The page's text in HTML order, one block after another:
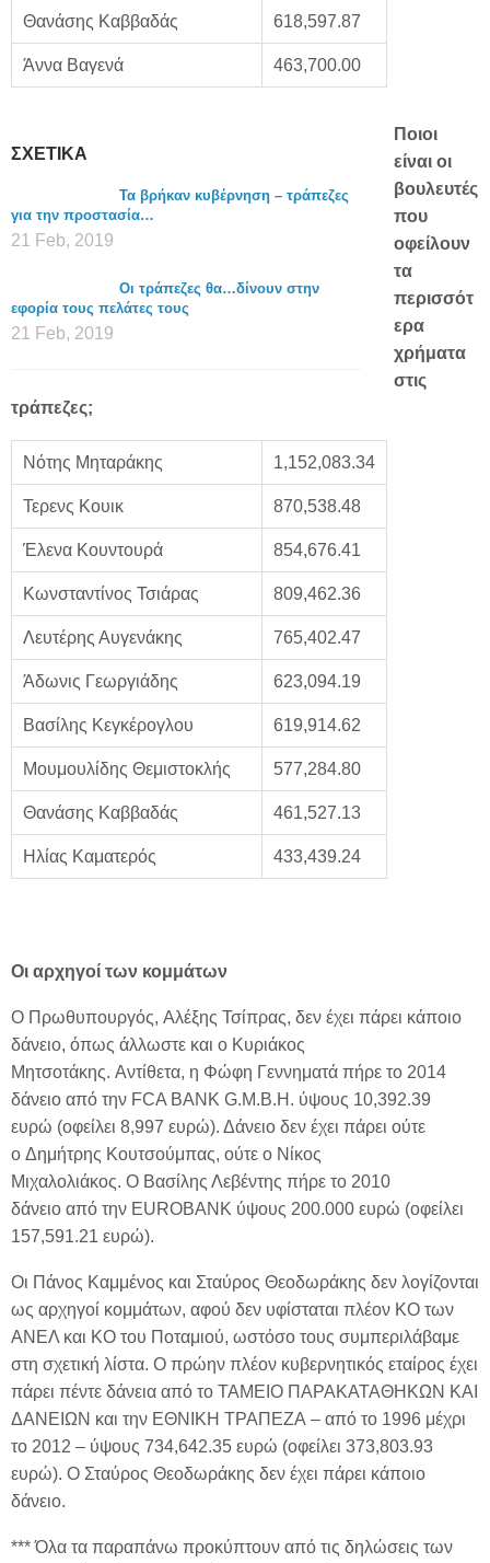
Θανάσης Καββαδάς 618,597.87
Άννα Βαγενά 463,700.00
ΣΧΕΤΙΚΑ
Τα βρήκαν κυβέρνηση – τράπεζες
για την προστασία…
21 Feb, 2019
Οι τράπεζες θα…δίνουν στην
εφορία τους πελάτες τους
21 Feb, 2019
Ποιοι
είναι οι
βουλευτές
που
οφείλουν
τα
περισσότ
ερα
χρήματα
στις
τράπεζες;
Νότης Μηταράκης 1,152,083.34
Τερενς Κουικ 870,538.48
Έλενα Κουντουρά 854,676.41
Κωνσταντίνος Τσιάρας 809,462.36
Λευτέρης Αυγενάκης 765,402.47
Άδωνις Γεωργιάδης 623,094.19
Βασίλης Κεγκέρογλου 619,914.62
Μουμουλίδης Θεμιστοκλής 577,284.80
Θανάσης Καββαδάς 461,527.13
Ηλίας Καματερός 433,439.24
Οι αρχηγοί των κομμάτων
Ο Πρωθυπουργός, Αλέξης Τσίπρας, δεν έχει πάρει κάποιο
δάνειο, όπως άλλωστε και ο Κυριάκος
Μητσοτάκης. Αντίθετα, η Φώφη Γεννηματά πήρε το 2014
δάνειο από την FCA BANK G.M.B.H. ύψους 10,392.39
ευρώ (οφείλει 8,997 ευρώ). Δάνειο δεν έχει πάρει ούτε
ο Δημήτρης Κουτσούμπας, ούτε ο Νίκος
Μιχαλολιάκος. Ο Βασίλης Λεβέντης πήρε το 2010
δάνειο από την EUROBANK ύψους 200.000 ευρώ (οφείλει
157,591.21 ευρώ).
Οι Πάνος Καμμένος και Σταύρος Θεοδωράκης δεν λογίζονται
ως αρχηγοί κομμάτων, αφού δεν υφίσταται πλέον ΚΟ των
ΑΝΕΛ και ΚΟ του Ποταμιού, ωστόσο τους συμπεριλάβαμε
στη σχετική λίστα. Ο πρώην πλέον κυβερνητικός εταίρος έχει
πάρει πέντε δάνεια από το ΤΑΜΕΙΟ ΠΑΡΑΚΑΤΑΘΗΚΩΝ ΚΑΙ
ΔΑΝΕΙΩΝ και την ΕΘΝΙΚΗ ΤΡΑΠΕΖΑ – από το 1996 μέχρι
το 2012 – ύψους 734,642.35 ευρώ (οφείλει 373,803.93
ευρώ). Ο Σταύρος Θεοδωράκης δεν έχει πάρει κάποιο
δάνειο.
*** Όλα τα παραπάνω προκύπτουν από τις δηλώσεις των